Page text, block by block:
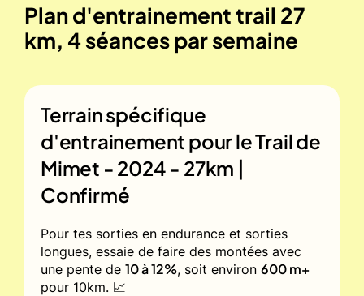
Plan d'entrainement trail 27
km, 4 séances par semaine
Terrain spécifique
d'entrainement pour leTrail de
Mimet - 2024 - 27km |
Confirmé
Pour tes sorties en endurance et sorties
longues, essaie de faire des montées avec
une pente de 10 à 12%, soit environ 600 m+
pour 10km. 📈